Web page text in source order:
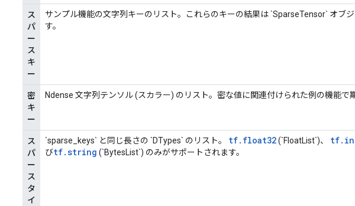
ス
パ
ー
ス
キ
ー
サンプル機能の文字列キーのリスト。これらのキーの結果は `SparseTensor` オブ
す。
密
キ
ー
Ndense 文字列テンソル (スカラー) のリスト。密な値に関連付けられた例の機能で
ス
パ
ー
ス
タ
イ
`sparse_keys` と同じ長さの `DTypes` のリスト。 tf.float32(`FloatList`)、
びtf.string (`BytesList`) のみがサポートされます。